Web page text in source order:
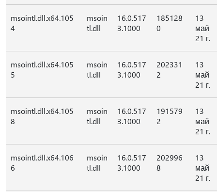
msointl.dll.x64.105
4
msoin
tl.dll
16.0.517
3.1000
185128
0
13
май
21 г.
msointl.dll.x64.105
5
msoin
tl.dll
16.0.517
3.1000
202331
2
13
май
21 г.
msointl.dll.x64.105
8
msoin
tl.dll
16.0.517
3.1000
191579
2
13
май
21 г.
msointl.dll.x64.106
6
msoin
tl.dll
16.0.517
3.1000
202996
8
13
май
21 г.